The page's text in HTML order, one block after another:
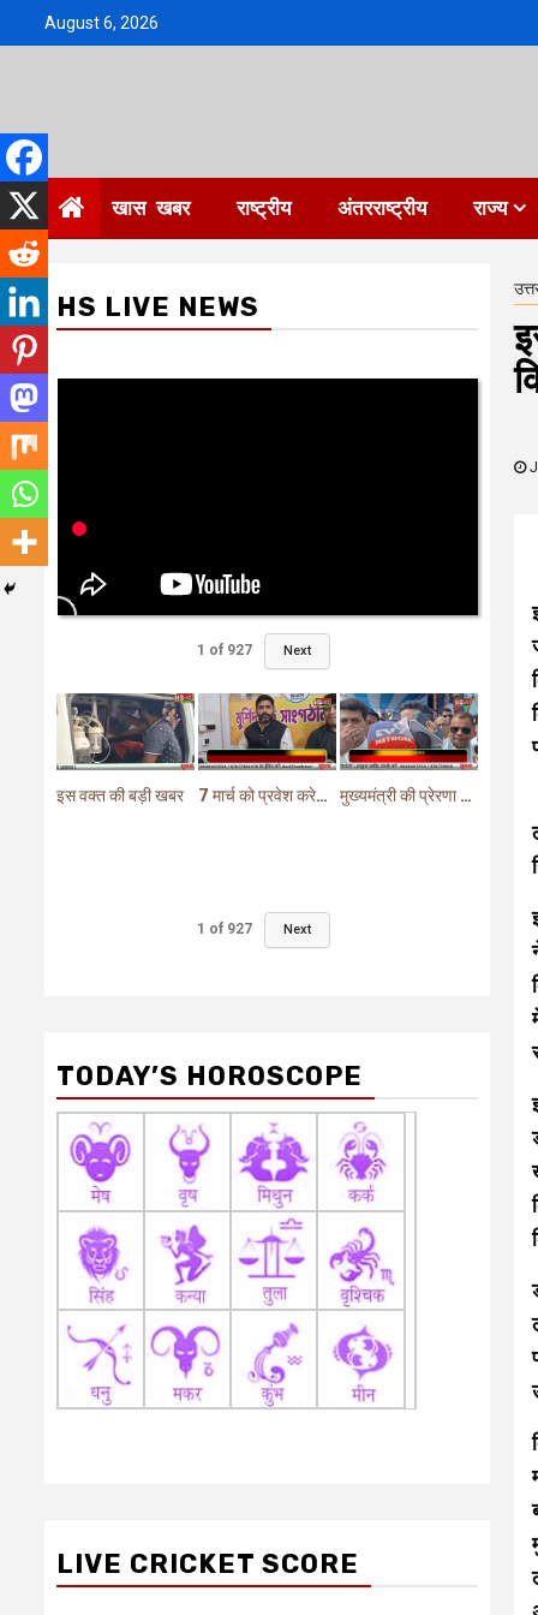
August 6, 2026
खास खबर राष्ट्रीय अंतरराष्ट्रीय राज्य
HS LIVE NEWS
1 of 927 Next
इस वक्त की बड़ी खबर 7 मार्च को प्रवेश करेगा मुर्शिदाबाद में बीजेपी का परिवर्तन यात्रा रथ मुख्यमंत्री की प्रेरणा से दो महत्वपूर्ण योजनाओं का हुआ शिलान्यास
1 of 927 Next
TODAY’S HOROSCOPE
LIVE CRICKET SCORE